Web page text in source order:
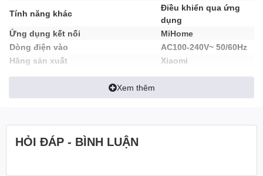
làm từ chất liệu nhựa ABS bền, tốt và chống oxy hóa.
Tính năng khác
Điều khiển qua ứng
dụng
Ứng dụng kết nối
MiHome
Dòng điện vào
AC100-240V~ 50/60Hz
Hãng sản xuất
Xiaomi
Xem thêm
HỎI ĐÁP - BÌNH LUẬN